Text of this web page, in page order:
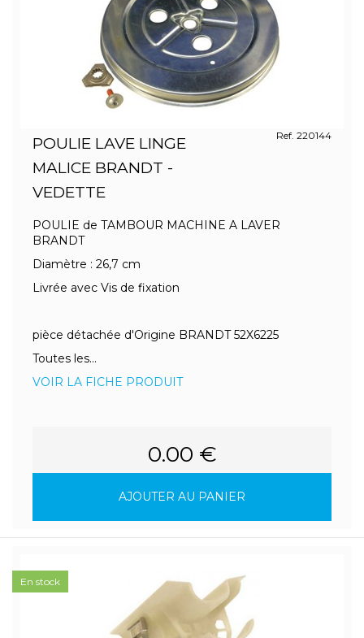
POULIE LAVE LINGE
MALICE BRANDT -
VEDETTE
Ref. 220144
POULIE de TAMBOUR MACHINE A LAVER
BRANDT
Diamètre : 26,7 cm
Livrée avec Vis de fixation
pièce détachée d'Origine BRANDT 52X6225
Toutes les...
VOIR LA FICHE PRODUIT
0.00 €
AJOUTER AU PANIER
En stock